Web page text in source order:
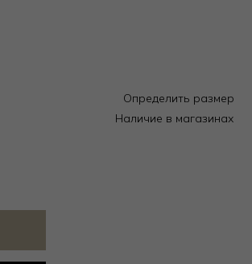
Определить размер
Наличие в магазинах